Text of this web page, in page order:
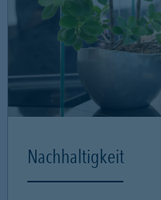
Nachhaltigkeit